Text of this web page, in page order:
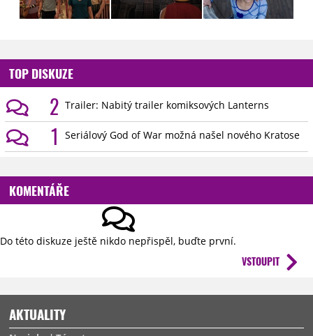
TOP DISKUZE
2 Trailer: Nabitý trailer komiksových Lanterns
1 Seriálový God of War možná našel nového Kratose
KOMENTÁŘE
Do této diskuze ještě nikdo nepřispěl, buďte první.
VSTOUPIT
AKTUALITY